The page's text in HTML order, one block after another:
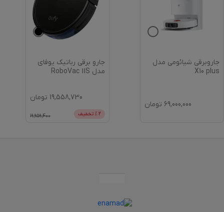
جاروبرقی شیائومی مدل
X10 plus
69,000,000 تومان
جارو برقی رباتیک یوفای
مدل RoboVac 11S
19,558,730 تومان
2 % تخفیف 19,959,400